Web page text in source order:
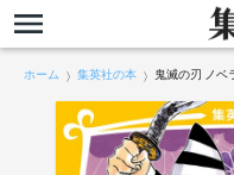
ホーム 集英社の本 鬼滅の刃 ノベ